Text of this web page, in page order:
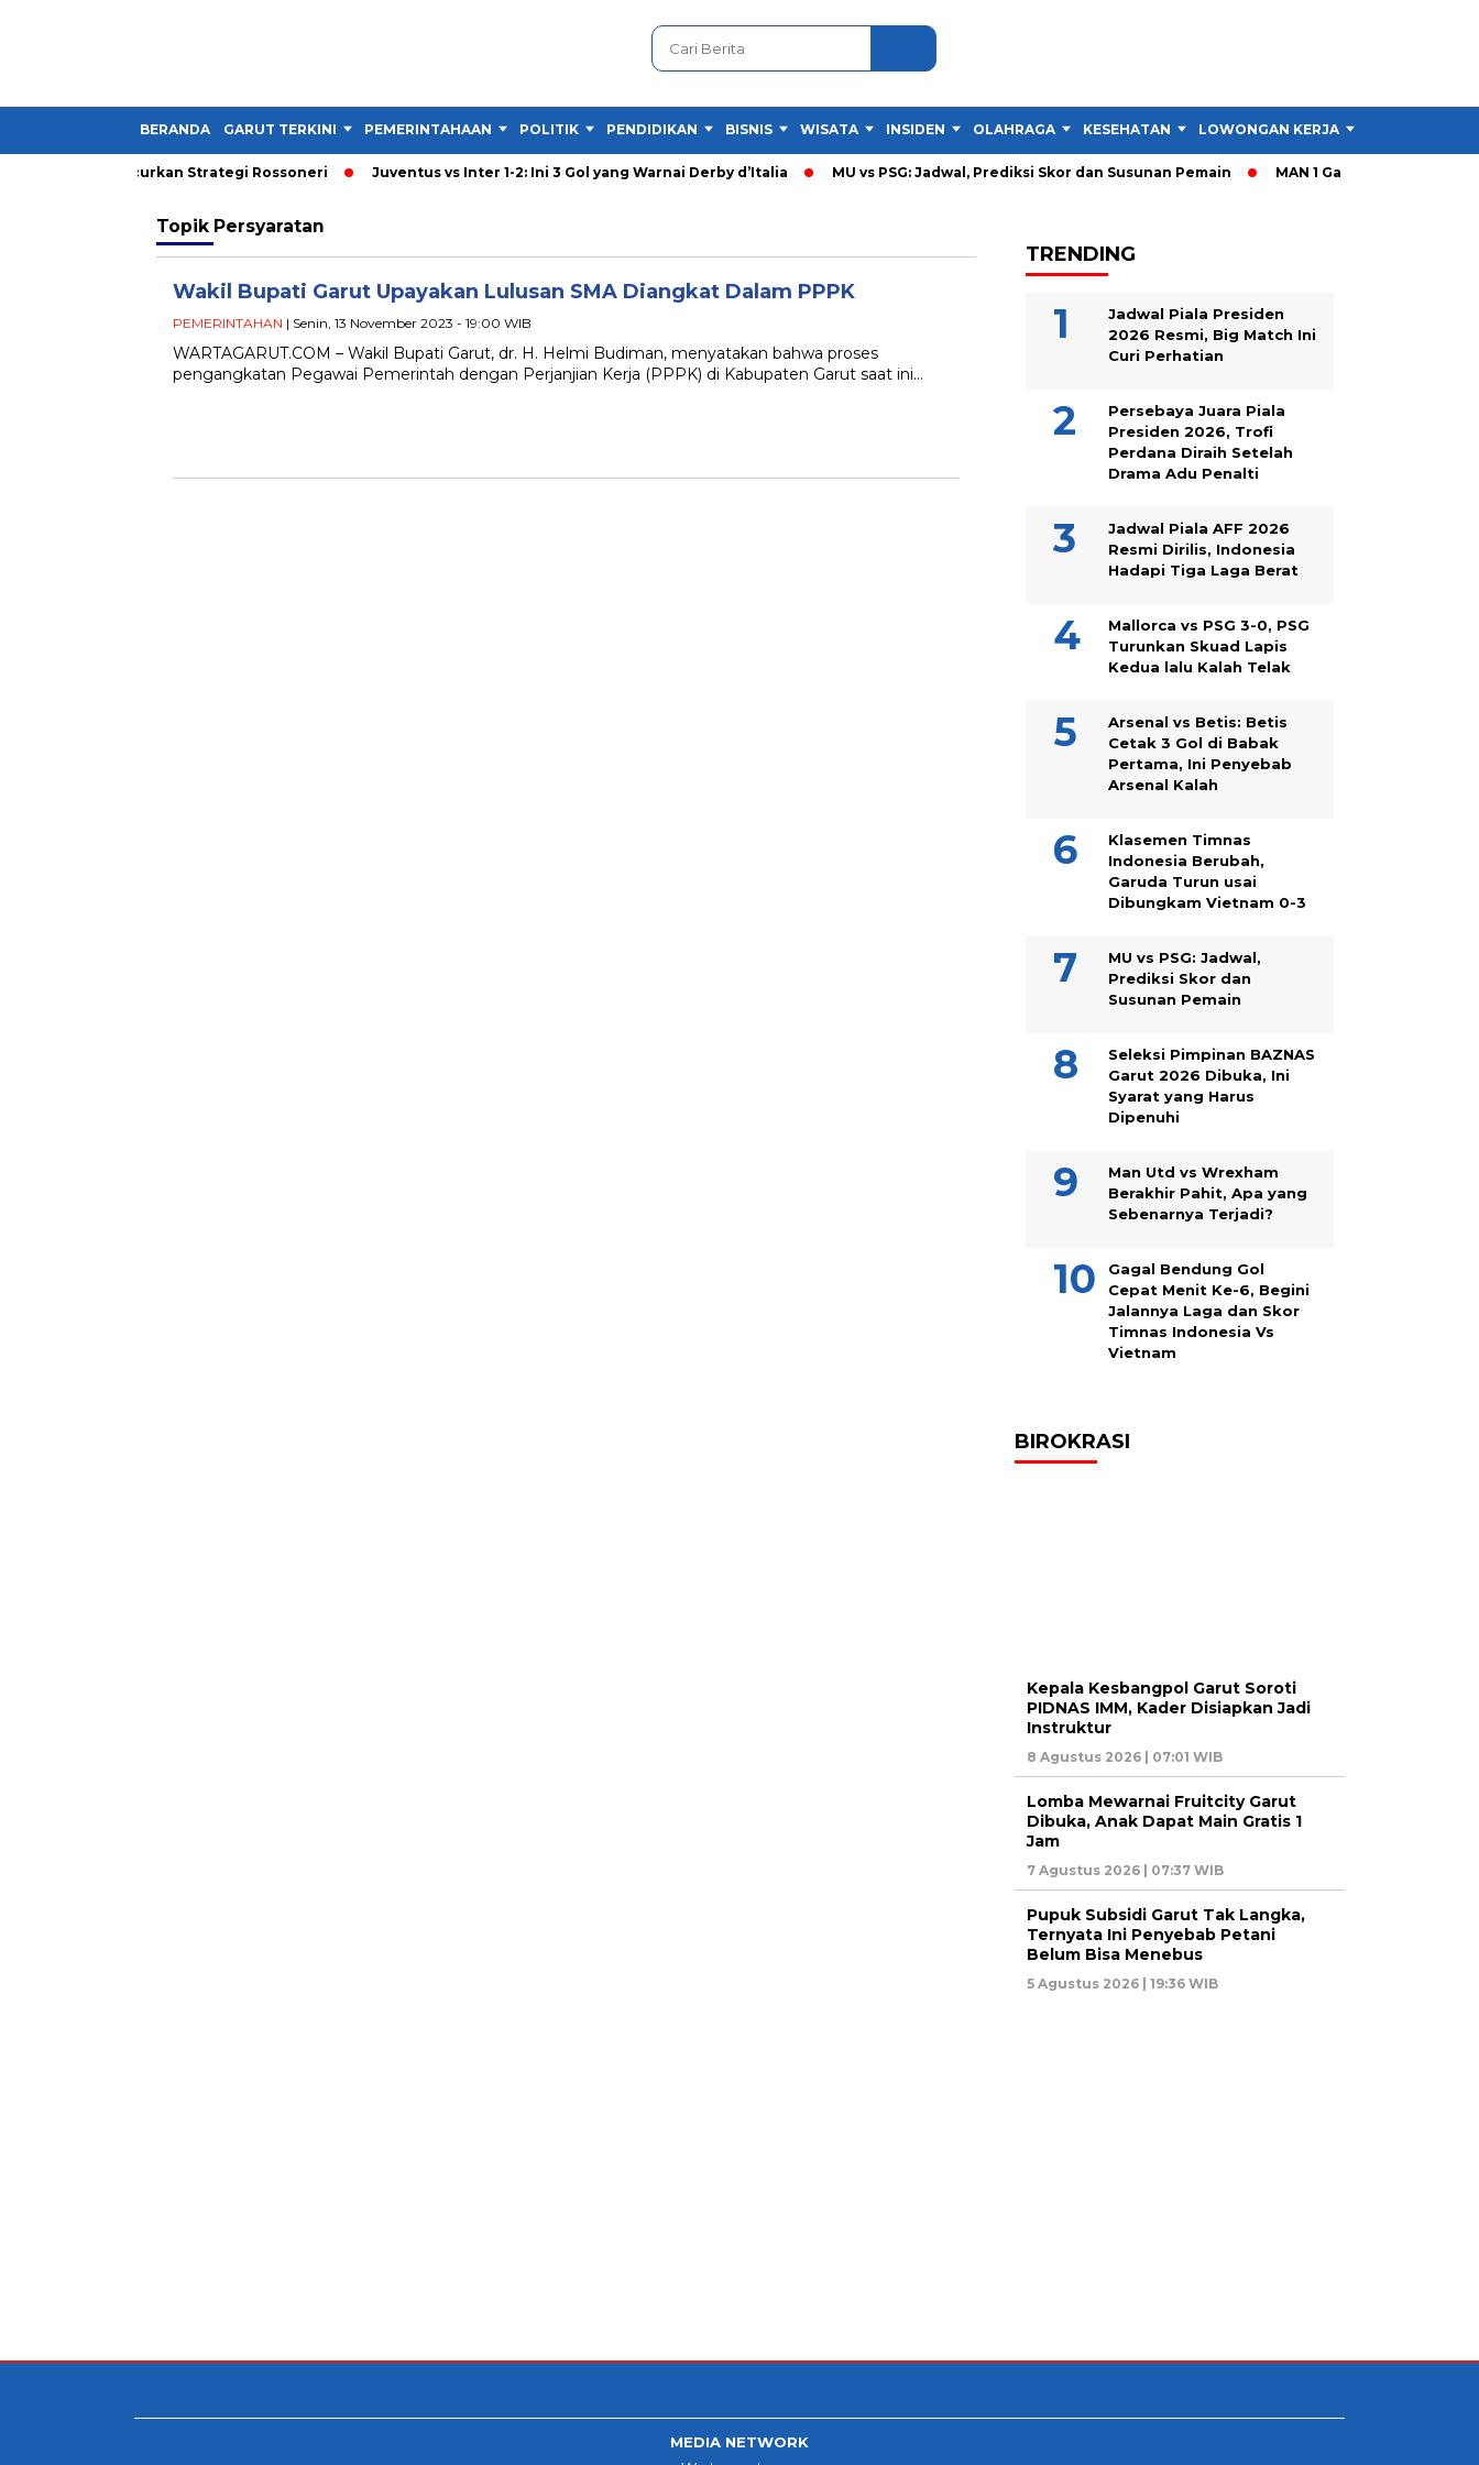
BERANDA GARUT TERKINI PEMERINTAHAAN POLITIK PENDIDIKAN BISNIS WISATA INSIDEN OLAHRAGA KESEHATAN LOWONGAN KERJA
Gol yang Hancurkan Strategi Rossoneri Juventus vs Inter 1-2: Ini 3 Gol yang Warnai Derby d’Italia MU vs PSG: Jadwal, Prediksi Skor dan Susunan Pemain MAN 1 Garut Gelar Cek
Topik Persyaratan
Wakil Bupati Garut Upayakan Lulusan SMA Diangkat Dalam PPPK
PEMERINTAHAN | Senin, 13 November 2023 - 19:00 WIB
WARTAGARUT.COM – Wakil Bupati Garut, dr. H. Helmi Budiman, menyatakan bahwa proses
pengangkatan Pegawai Pemerintah dengan Perjanjian Kerja (PPPK) di Kabupaten Garut saat ini…
TRENDING
Jadwal Piala Presiden
2026 Resmi, Big Match Ini
Curi Perhatian
Persebaya Juara Piala
Presiden 2026, Trofi
Perdana Diraih Setelah
Drama Adu Penalti
Jadwal Piala AFF 2026
Resmi Dirilis, Indonesia
Hadapi Tiga Laga Berat
Mallorca vs PSG 3-0, PSG
Turunkan Skuad Lapis
Kedua lalu Kalah Telak
Arsenal vs Betis: Betis
Cetak 3 Gol di Babak
Pertama, Ini Penyebab
Arsenal Kalah
Klasemen Timnas
Indonesia Berubah,
Garuda Turun usai
Dibungkam Vietnam 0-3
MU vs PSG: Jadwal,
Prediksi Skor dan
Susunan Pemain
Seleksi Pimpinan BAZNAS
Garut 2026 Dibuka, Ini
Syarat yang Harus
Dipenuhi
Man Utd vs Wrexham
Berakhir Pahit, Apa yang
Sebenarnya Terjadi?
Gagal Bendung Gol
Cepat Menit Ke-6, Begini
Jalannya Laga dan Skor
Timnas Indonesia Vs
Vietnam
BIROKRASI
Kepala Kesbangpol Garut Soroti
PIDNAS IMM, Kader Disiapkan Jadi
Instruktur
8 Agustus 2026 | 07:01 WIB
Lomba Mewarnai Fruitcity Garut
Dibuka, Anak Dapat Main Gratis 1
Jam
7 Agustus 2026 | 07:37 WIB
Pupuk Subsidi Garut Tak Langka,
Ternyata Ini Penyebab Petani
Belum Bisa Menebus
5 Agustus 2026 | 19:36 WIB
MEDIA NETWORK